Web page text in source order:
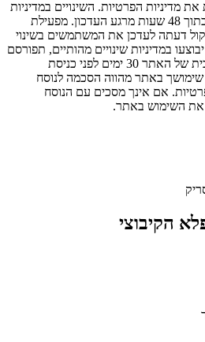
מדיניות הפרטיות. השינויים במדיניות
הפרטיות ייכנסו לתוקף בתוך 48 שעות מרגע העדכון. מפעילת
דעתה לעדכן את המשתמשים בשינוי
במדיניות שינויים מהותיים, תפורסם
על-כך הודעה בעמוד הבית של האתר 30 ימים לפני כניסת
שימושך באתר מהווה הסכמה לנוסח
אם אינך מסכים עם הנוסח
את השימוש באתר.
הקיבוצי